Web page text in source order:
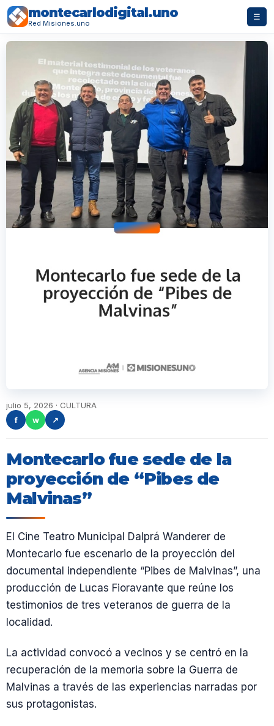
montecarlodigital.uno
Red Misiones.uno
☰
julio 5, 2026 · CULTURA
f
w ↗
Montecarlo fue sede de la
proyección de “Pibes de
Malvinas”
El Cine Teatro Municipal Dalprá Wanderer de
Montecarlo fue escenario de la proyección del
documental independiente “Pibes de Malvinas”, una
producción de Lucas Fioravante que reúne los
testimonios de tres veteranos de guerra de la
localidad.
La actividad convocó a vecinos y se centró en la
recuperación de la memoria sobre la Guerra de
Malvinas a través de las experiencias narradas por
sus protagonistas.